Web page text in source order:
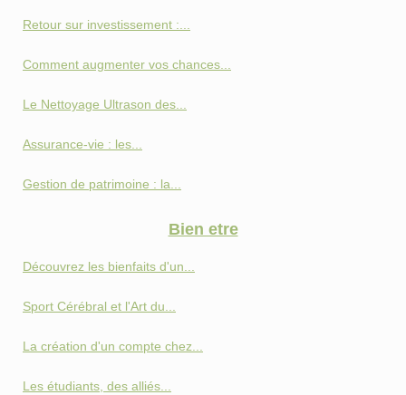
Retour sur investissement :...
Comment augmenter vos chances...
Le Nettoyage Ultrason des...
Assurance-vie : les...
Gestion de patrimoine : la...
Bien etre
Découvrez les bienfaits d'un...
Sport Cérébral et l'Art du...
La création d'un compte chez...
Les étudiants, des alliés...